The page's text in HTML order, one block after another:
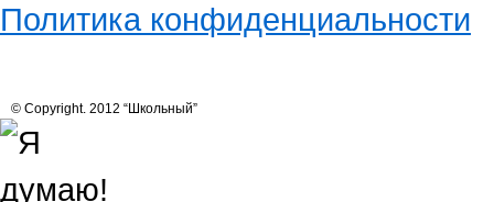
Политика конфиденциальности
© Copyright. 2012 “Школьный”